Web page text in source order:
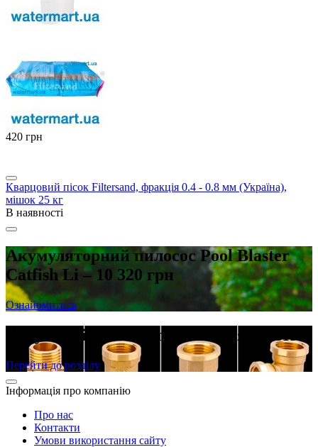
‍420‍ грн
Кварцовий пісок Filtersand, фракція 0.4 - 0.8 мм (Україна),
мішок 25 кг
В наявності
Акумуляторний пилосос Pool Blaster
Catfish Li – 10 320 грн
Ознайомитись
Латунні різьбові фітинги в наявності
Перейти до розділу
Інформація про компанію
Про нас
Контакти
Умови використання сайту